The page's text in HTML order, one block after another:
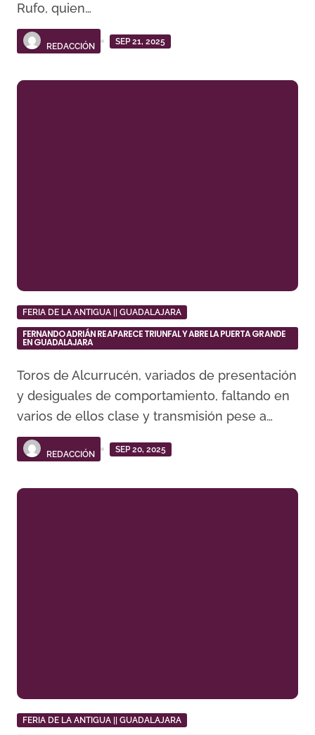
Rufo, quien…
REDACCIÓN
SEP 21, 2025
FERIA DE LA ANTIGUA || GUADALAJARA
FERNANDO ADRIÁN REAPARECE TRIUNFAL Y ABRE LA PUERTA GRANDE
EN GUADALAJARA
Toros de Alcurrucén, variados de presentación
y desiguales de comportamiento, faltando en
varios de ellos clase y transmisión pese a…
REDACCIÓN
SEP 20, 2025
FERIA DE LA ANTIGUA || GUADALAJARA